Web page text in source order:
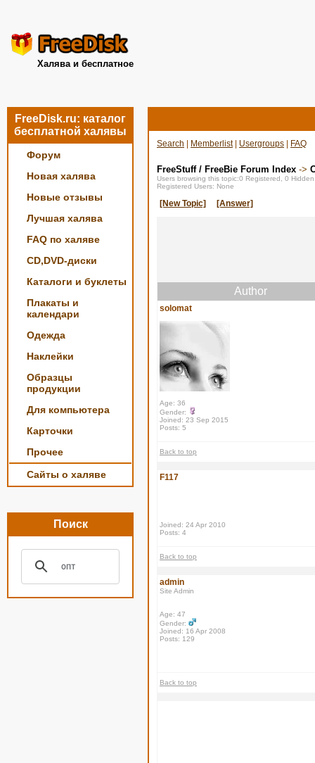
Халява и бесплатное
FreeDisk.ru: каталог
бесплатной халявы
Форум
Новая халява
Новые отзывы
Лучшая халява
FAQ по халяве
CD,DVD-диски
Каталоги и буклеты
Плакаты и
календари
Одежда
Наклейки
Образцы
продукции
Для компьютера
Карточки
Прочее
Сайты о халяве
Поиск
Search Memberlist| Usergroups FAQ
FreeStuff / FreeBie Forum Index ->
Users browsing this topic:0 Registered, 0
Registered Users: None
[New Topic] [Answer]
Author
solomat
Age: 36
Gender:
Joined: 23 Sep 2015
Posts: 5
Back to top
F117
Joined: 24 Apr 2010
Posts: 4
Back to top
admin
Site Admin
Age: 47
Gender:
Joined: 16 Apr 2008
Posts: 129
Back to top